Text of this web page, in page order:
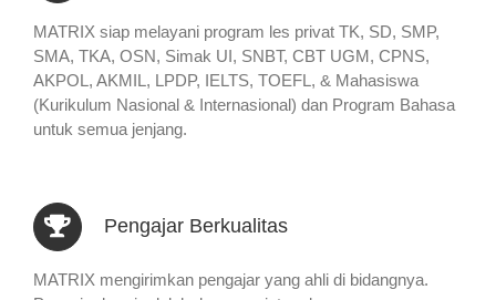
MATRIX siap melayani program les privat TK, SD, SMP,
SMA, TKA, OSN, Simak UI, SNBT, CBT UGM, CPNS,
AKPOL, AKMIL, LPDP, IELTS, TOEFL, & Mahasiswa
(Kurikulum Nasional & Internasional) dan Program Bahasa
untuk semua jenjang.
Pengajar Berkualitas
MATRIX mengirimkan pengajar yang ahli di bidangnya.